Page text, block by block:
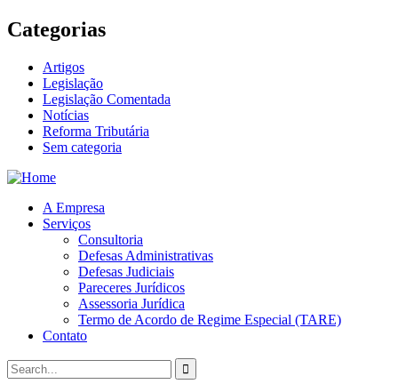
Categorias
Artigos
Legislação
Legislação Comentada
Notícias
Reforma Tributária
Sem categoria
A Empresa
Serviços
Consultoria
Defesas Administrativas
Defesas Judiciais
Pareceres Jurídicos
Assessoria Jurídica
Termo de Acordo de Regime Especial (TARE)
Contato